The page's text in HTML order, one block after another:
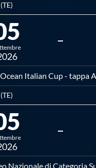
Ocean Italian Cup - tappa
Nazionale di Categoria